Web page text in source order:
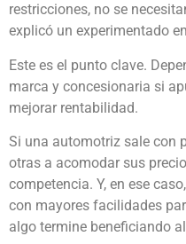
restricciones, no se
explicó un experimentado
Este es el punto clave.
marca y concesionaria si
mejorar rentabilidad.
Si una automotriz sale con
otras a acomodar sus
competencia. Y, en ese
con mayores facilidades
algo termine beneficiando